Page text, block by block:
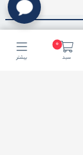
0
سبد بیشتر